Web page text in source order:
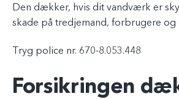
Den dækker, hvis dit vandværk er
skade på tredjemand, forbrugere og
Tryg police nr. 670-8.053.448
Forsikringen